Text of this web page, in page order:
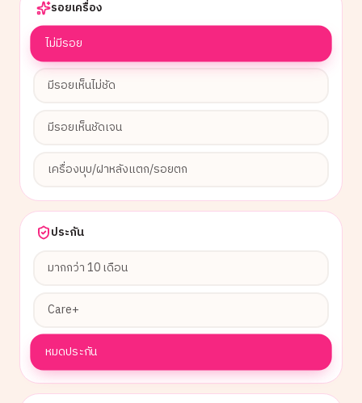
รอยเครื่อง
ไม่มีรอย
มีรอยเห็นไม่ชัด
มีรอยเห็นชัดเจน
เครื่องบุบ/ฝาหลังแตก/รอยตก
ประกัน
มากกว่า 10 เดือน
Care+
หมดประกัน